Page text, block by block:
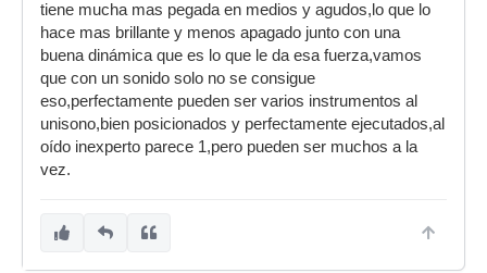
tiene mucha mas pegada en medios y agudos,lo que lo
hace mas brillante y menos apagado junto con una
buena dinámica que es lo que le da esa fuerza,vamos
que con un sonido solo no se consigue
eso,perfectamente pueden ser varios instrumentos al
unisono,bien posicionados y perfectamente ejecutados,al
oído inexperto parece 1,pero pueden ser muchos a la
vez.